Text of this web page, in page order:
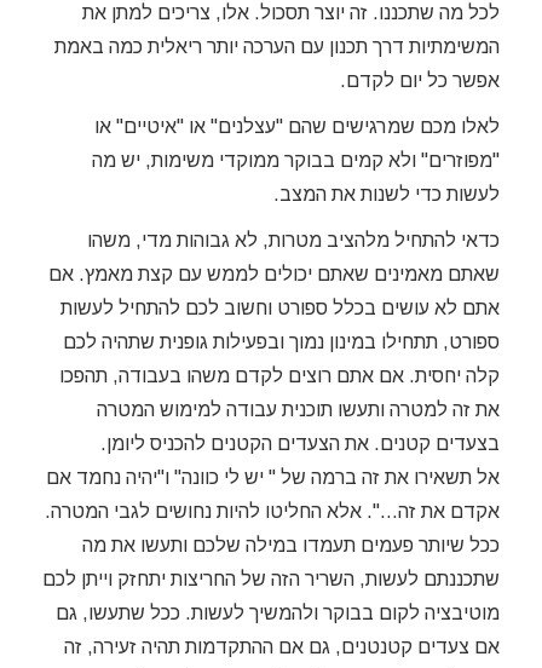
לכל מה שתכננו. זה יוצר תסכול. אלו, צריכים למתן את
המשימתיות דרך תכנון עם הערכה יותר ריאלית כמה באמת
אפשר כל יום לקדם.
לאלו מכם שמרגישים שהם "עצלנים" או "איטיים" או
"מפוזרים" ולא קמים בבוקר ממוקדי משימות, יש מה
לעשות כדי לשנות את המצב.
כדאי להתחיל מלהציב מטרות, לא גבוהות מדי, משהו
שאתם מאמינים שאתם יכולים לממש עם קצת מאמץ. אם
אתם לא עושים בכלל ספורט וחשוב לכם להתחיל לעשות
ספורט, תתחילו במינון נמוך ובפעילות גופנית שתהיה לכם
קלה יחסית. אם אתם רוצים לקדם משהו בעבודה, תהפכו
את זה למטרה ותעשו תוכנית עבודה למימוש המטרה
בצעדים קטנים. את הצעדים הקטנים להכניס ליומן.
אל תשאירו את זה ברמה של " יש לי כוונה" ו"יהיה נחמד אם
אקדם את זה…". אלא החליטו להיות נחושים לגבי המטרה.
ככל שיותר פעמים תעמדו במילה שלכם ותעשו את מה
שתכננתם לעשות, השריר הזה של החריצות יתחזק וייתן לכם
מוטיבציה לקום בבוקר ולהמשיך לעשות. ככל שתעשו, גם
אם צעדים קטנטנים, גם אם ההתקדמות תהיה זעירה, זה